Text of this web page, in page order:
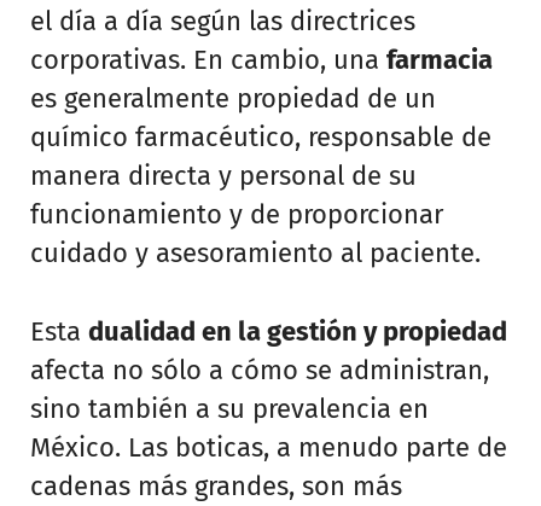
el día a día según las directrices
corporativas. En cambio, una farmacia
es generalmente propiedad de un
químico farmacéutico, responsable de
manera directa y personal de su
funcionamiento y de proporcionar
cuidado y asesoramiento al paciente.
Esta dualidad en la gestión y propiedad
afecta no sólo a cómo se administran,
sino también a su prevalencia en
México. Las boticas, a menudo parte de
cadenas más grandes, son más